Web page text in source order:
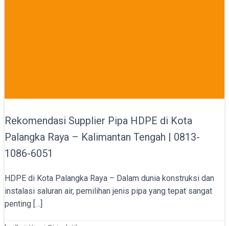
Rekomendasi Supplier Pipa HDPE di Kota
Palangka Raya – Kalimantan Tengah | 0813-
1086-6051
HDPE di Kota Palangka Raya – Dalam dunia konstruksi dan
instalasi saluran air, pemilihan jenis pipa yang tepat sangat
penting […]